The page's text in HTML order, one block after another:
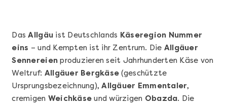
DasAllgäu ist Deutschlands Käseregion Nummer
eins – und Kempten ist ihr Zentrum. Die Allgäuer
Sennereien produzieren seit Jahrhunderten Käse von
Weltruf: Allgäuer Bergkäse (geschützte
Ursprungsbezeichnung),Allgäuer Emmentaler,
cremigen Weichkäse und würzigen Obazda. Die